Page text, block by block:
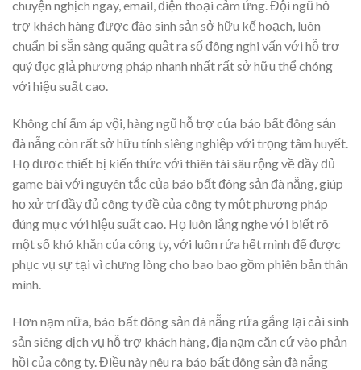
chuyện nghịch ngay, email, điện thoại cảm ứng. Đội ngũ hỗ
trợ khách hàng được đào sinh sản sở hữu kế hoạch, luôn
chuẩn bị sẵn sàng quăng quật ra số đông nghi vấn với hỗ trợ
quý đọc giả phương pháp nhanh nhất rất sở hữu thể chóng
với hiệu suất cao.
Không chỉ ấm áp vội, hàng ngũ hỗ trợ của báo bất đông sản
đà nẵng còn rất sở hữu tính siêng nghiệp với trọng tâm huyết.
Họ được thiết bị kiến thức với thiên tài sâu rộng về đầy đủ
game bài với nguyên tắc của báo bất đông sản đà nẵng, giúp
họ xử trí đầy đủ công ty đề của công ty một phương pháp
đúng mực với hiệu suất cao. Họ luôn lắng nghe với biết rõ
một số khó khăn của công ty, với luôn rứa hết mình để được
phục vụ sự tại vì chưng lòng cho bao bao gồm phiên bản thân
mình.
Hơn nạm nữa, báo bất đông sản đà nẵng rứa gắng lại cải sinh
sản siêng dịch vụ hỗ trợ khách hàng, địa nạm căn cứ vào phản
hồi của công ty. Điều này nêu ra báo bất đông sản đà nẵng